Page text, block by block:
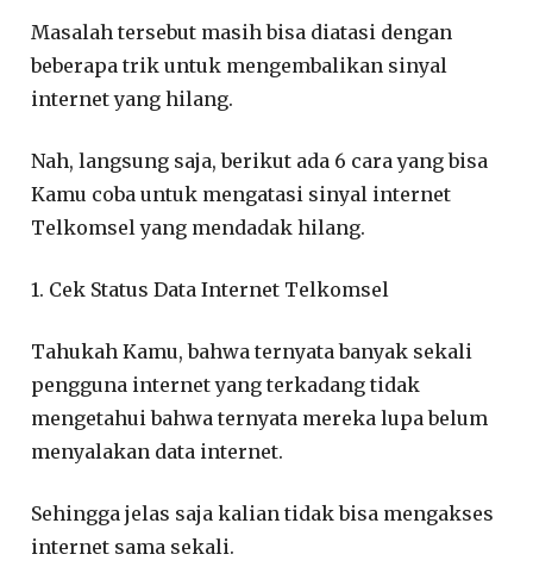
Masalah tersebut masih bisa diatasi dengan
beberapa trik untuk mengembalikan sinyal
internet yang hilang.
Nah, langsung saja, berikut ada 6 cara yang bisa
Kamu coba untuk mengatasi sinyal internet
Telkomsel yang mendadak hilang.
1. Cek Status Data Internet Telkomsel
Tahukah Kamu, bahwa ternyata banyak sekali
pengguna internet yang terkadang tidak
mengetahui bahwa ternyata mereka lupa belum
menyalakan data internet.
Sehingga jelas saja kalian tidak bisa mengakses
internet sama sekali.